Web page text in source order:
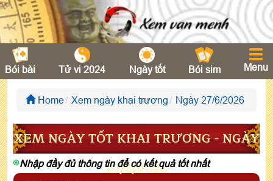
Bói bài Tử vi 2024 Ngày tốt Bói sim Menu
Home Xem ngày khai trương Ngày 27/6/2026
XEM NGÀY TỐT KHAI TRƯƠNG - NGÀY
27/6/2026
Nhập đầy đủ thông tin để có kết quả tốt nhất